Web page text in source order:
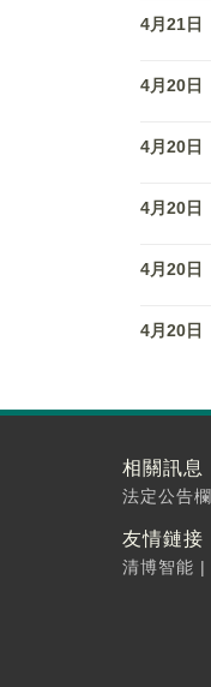
4月21日
4月20日
4月20日
4月20日
4月20日
4月20日
相關訊息
法定公告欄
友情鏈接
清博智能 |